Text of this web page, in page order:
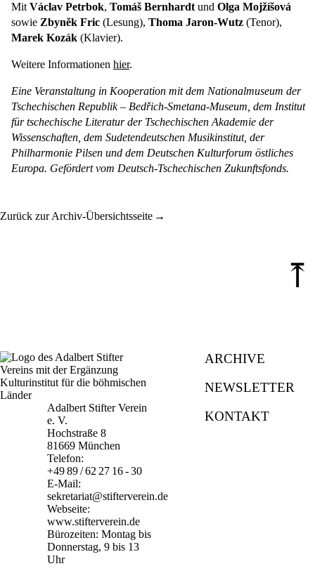
Mit Václav Petrbok, Tomáš Bernhardt und Olga Mojžíšová
sowie Zbyněk Fric (Lesung), Thoma Jaron-Wutz (Tenor),
Marek Kozák (Klavier).
Weitere Informationen hier.
Eine Veranstaltung in Kooperation mit dem Nationalmuseum der
Tschechischen Republik – Bedřich-Smetana-Museum, dem Institut
für tschechische Literatur der Tschechischen Akademie der
Wissenschaften, dem Sudetendeutschen Musikinstitut, der
Philharmonie Pilsen und dem Deutschen Kulturforum östliches
Europa. Gefördert vom Deutsch-Tschechischen Zukunftsfonds.
Zurück zur Archiv-Übersichtsseite
⤒
Adalbert Stifter Verein
e. V.
Hochstraße 8
81669 München
Telefon:
+49 89 / 62 27 16 - 30
E-Mail:
sekretariat@stifterverein.de
Webseite:
www.stifterverein.de
Bürozeiten: Montag bis
Donnerstag, 9 bis 13
Uhr
ARCHIVE
NEWSLETTER
KONTAKT